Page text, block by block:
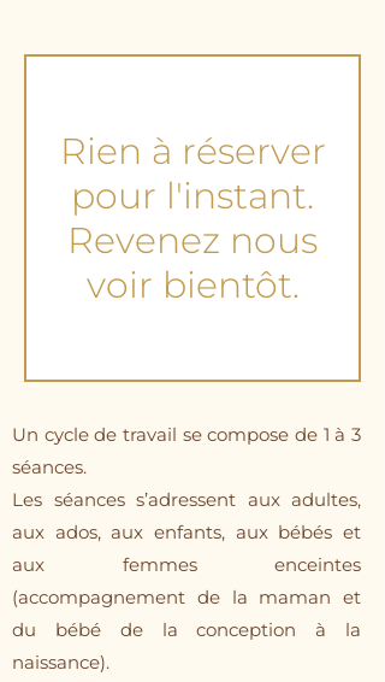
Rien à réserver
pour l'instant.
Revenez nous
voir bientôt.
Un cycle de travail se compose de 1 à 3
séances.
Les séances s’adressent aux adultes,
aux ados, aux enfants, aux bébés et
aux femmes enceintes
(accompagnement de la maman et
du bébé de la conception à la
naissance).